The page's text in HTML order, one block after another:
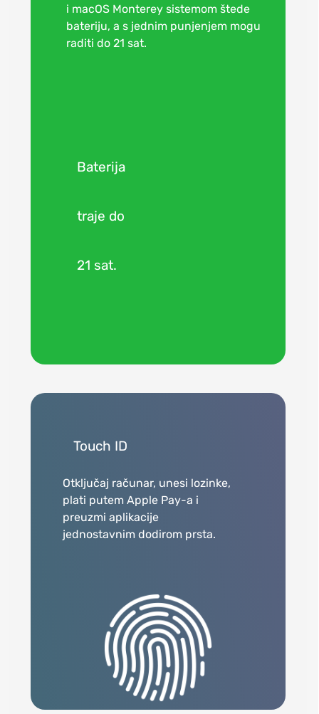
i macOS Monterey sistemom štede
bateriju, a s jednim punjenjem mogu
raditi do 21 sat.
Baterija
traje do
21 sat.
Touch ID
Otključaj računar, unesi lozinke,
plati putem Apple Pay-a i
preuzmi aplikacije
jednostavnim dodirom prsta.